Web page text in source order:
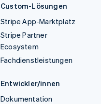
Custom-Lösungen
Stripe App-Marktplatz
Stripe Partner
Ecosystem
Fachdienstleistungen
Entwickler/innen
Dokumentation